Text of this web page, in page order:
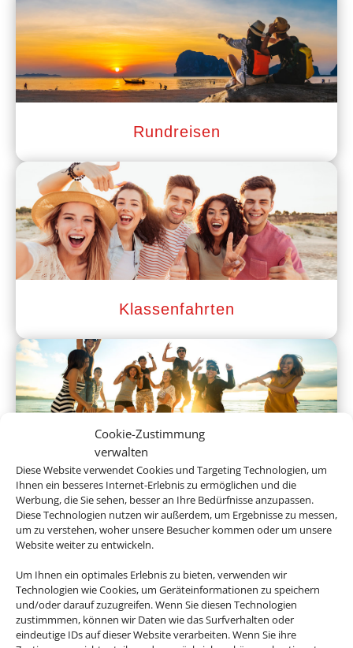
Cookie-Zustimmung
verwalten
Diese Website verwendet Cookies und Targeting Technologien, um
Ihnen ein besseres Internet-Erlebnis zu ermöglichen und die
Werbung, die Sie sehen, besser an Ihre Bedürfnisse anzupassen.
Diese Technologien nutzen wir außerdem, um Ergebnisse zu messen,
um zu verstehen, woher unsere Besucher kommen oder um unsere
Website weiter zu entwickeln.
Um Ihnen ein optimales Erlebnis zu bieten, verwenden wir
Technologien wie Cookies, um Geräteinformationen zu speichern
und/oder darauf zuzugreifen. Wenn Sie diesen Technologien
zustimmmen, können wir Daten wie das Surfverhalten oder
eindeutige IDs auf dieser Website verarbeiten. Wenn Sie ihre
Rundreisen
Klassenfahrten
Gruppenreisen
Empfehlungen für Ihre Reise
Sinnvolle Extras, die oft dazu gebucht werden.